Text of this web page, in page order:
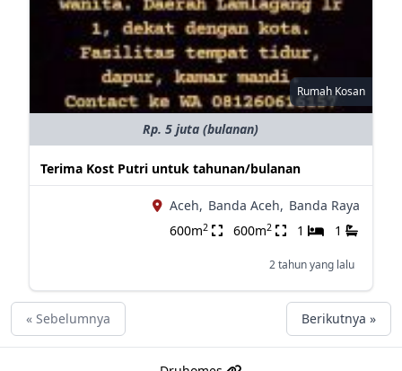
Rumah Kosan
Rp. 5 juta (bulanan)
Terima Kost Putri untuk tahunan/bulanan
Aceh, Banda Aceh, Banda Raya
600m2 600m2 1 1
2 tahun yang lalu
« Sebelumnya Berikutnya »